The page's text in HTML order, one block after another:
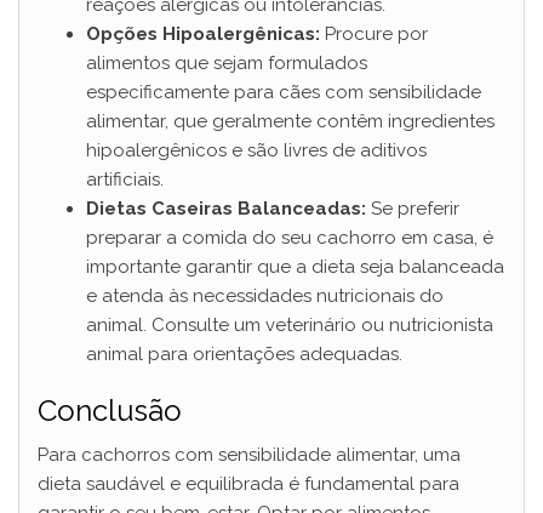
reações alérgicas ou intolerâncias.
Opções Hipoalergênicas: Procure por
alimentos que sejam formulados
especificamente para cães com sensibilidade
alimentar, que geralmente contêm ingredientes
hipoalergênicos e são livres de aditivos
artificiais.
Dietas Caseiras Balanceadas: Se preferir
preparar a comida do seu cachorro em casa, é
importante garantir que a dieta seja balanceada
e atenda às necessidades nutricionais do
animal. Consulte um veterinário ou nutricionista
animal para orientações adequadas.
Conclusão
Para cachorros com sensibilidade alimentar, uma
dieta saudável e equilibrada é fundamental para